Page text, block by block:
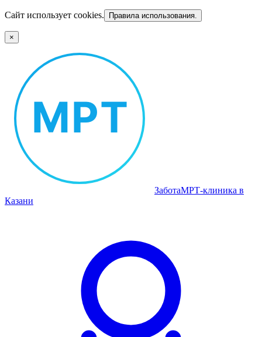
Сайт использует cookies. Правила использования.
×
ЗаботаМРТ‑клиника в
Казани